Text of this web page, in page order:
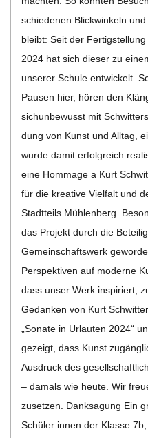
schie­de­nen Blick­win­keln
bleibt: Seit der
2024 hat sich die­ser zu
unse­rer Schule ent­wi­ckelt.
Pau­sen hier, hören den
sichun­be­wusst mit
dung von Kunst und All­tag,
wurde damit erfolg­reich
eine Hom­mage a Kurt
für die krea­tive Viel­falt und
Stadt­teils Müh­len­berg.
das Pro­jekt durch die
Gemein­schafts­werk
Per­spek­ti­ven auf moderne
dass unser Werk inspi­riert,
Gedan­ken von Kurt
„Sonate in Urlau­ten 2024“
gezeigt, dass Kunst
Aus­druck des
– damals wie heute. Wir
zu­set­zen. Dank­sa­gung Ein
Schüler:innen der Klasse